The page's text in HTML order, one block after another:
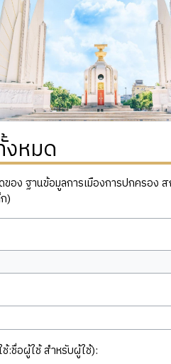
หมด
อง ฐานข้อมูลการเมืองการปกครอง
)
:ชื่อผู้ใช้ สำหรับผู้ใช้):